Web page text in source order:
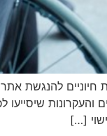
חיוניים להנגשת
והעקרונות
[…]